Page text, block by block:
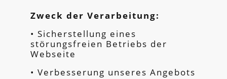
Zweck der Verarbeitung:
• Sicherstellung eines
störungsfreien Betriebs der
Webseite
• Verbesserung unseres Angebots